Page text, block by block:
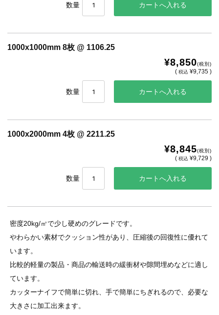
数量
1000x1000mm 8枚 @ 1106.25
¥8,850(税別)
(税込 ¥9,735 )
数量
1000x2000mm 4枚 @ 2211.25
¥8,845(税別)
(税込 ¥9,729 )
数量
密度20kg/㎥で少し硬めのグレードです。
やわらかい素材でクッション性があり、圧縮後の回復性に優れて
います。
比較的軽量の製品・商品の輸送時の緩衝材や隙間埋めなどに適し
ています。
カッターナイフで簡単に切れ、手で簡単にちぎれるので、必要な
大きさに加工出来ます。